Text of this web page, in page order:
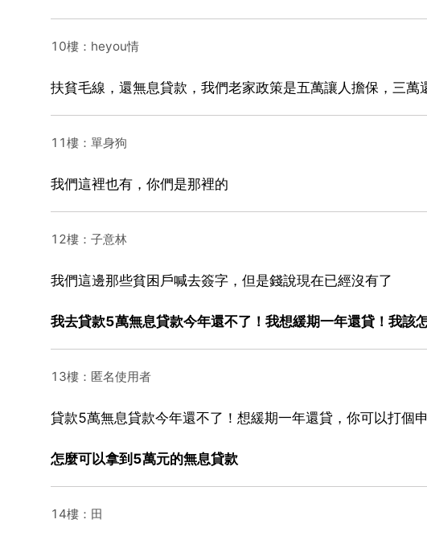
10樓：heyou情
扶貧毛線，還無息貸款，我們老家政策是五萬讓人擔保，三萬
11樓：單身狗
我們這裡也有，你們是那裡的
12樓：子意林
我們這邊那些貧困戶喊去簽字，但是錢說現在已經沒有了
我去貸款5萬無息貸款今年還不了！我想緩期一年還貸！我該
13樓：匿名使用者
貸款5萬無息貸款今年還不了！想緩期一年還貸，你可以打個
怎麼可以拿到5萬元的無息貸款
14樓：田